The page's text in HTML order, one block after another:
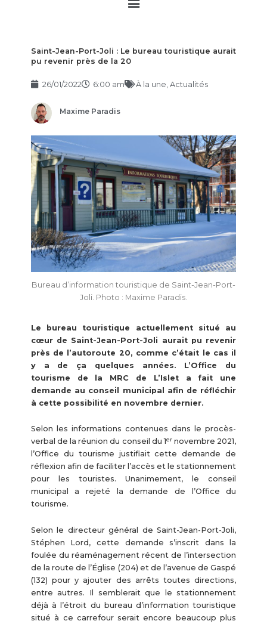
Saint-Jean-Port-Joli : Le bureau touristique aurait
pu revenir près de la 20
26/01/2022 6:00 am À la une Actualités
Maxime Paradis
Bureau d’information touristique de Saint-Jean-Port-
Joli. Photo : Maxime Paradis.
Le bureau touristique actuellement situé au
cœur de Saint-Jean-Port-Joli aurait pu revenir
près de l’autoroute 20, comme c’était le cas il
y a de ça quelques années. L’Office du
tourisme de la MRC de L’Islet a fait une
demande au conseil municipal afin de réfléchir
à cette possibilité en novembre dernier.
Selon les informations contenues dans le procès-
verbal de la réunion du conseil du 1ernovembre 2021,
l’Office du tourisme justifiait cette demande de
réflexion afin de faciliter l’accès et le stationnement
pour les touristes. Unanimement, le conseil
municipal a rejeté la demande de l’Office du
tourisme.
Selon le directeur général de Saint-Jean-Port-Joli,
Stéphen Lord, cette demande s’inscrit dans la
foulée du réaménagement récent de l’intersection
de la route de l’Église (204) et de l’avenue de Gaspé
(132) pour y ajouter des arrêts toutes directions,
entre autres. Il semblerait que le stationnement
déjà à l’étroit du bureau d’information touristique
situé à ce carrefour serait encore beaucoup plus